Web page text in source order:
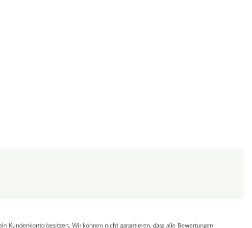
Kundenkonto besitzen. Wir können nicht garantieren, dass alle Bewertungen